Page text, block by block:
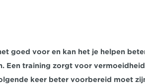
goed voor en kan het je helpen
Een training zorgt voor
keer beter voorbereid moet